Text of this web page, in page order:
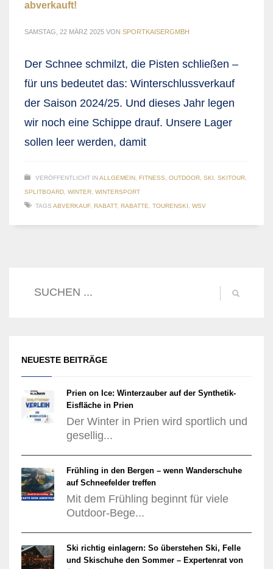
abverkauft!
SAMSTAG, 22 MÄRZ 2025 VON SPORTKAISERGMBH
Der Schnee schmilzt, die Pisten schließen –
für uns bedeutet das: Winterschlussverkauf
der Saison 2024/25. Und dieses Jahr legen
wir noch eine Schippe drauf. Unsere Lager
sollen leer werden, damit
VERÖFFENTLICHT INALLGEMEIN FITNESS OUTDOOR SKI SKITOUR
SPLITBOARD WINTER WINTERSPORT
TAGS ABVERKAUF, RABATT, RABATTE TOURENSKI WSV
NEUESTE BEITRÄGE
Prien on Ice: Winterzauber auf der Synthetik-
Eisfläche in Prien
Der Winter in Prien wird sportlich und
gesellig...
Frühling in den Bergen – wenn Wanderschuhe
auf Schneefelder treffen
Mit dem Frühling beginnt für viele
Outdoor-Bege...
Ski richtig einlagern: So überstehen Ski, Felle
und Skischuhe den Sommer – Expertenrat von